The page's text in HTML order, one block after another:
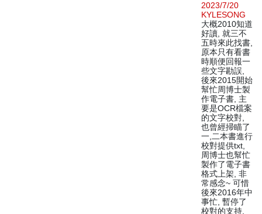
2023/7/20
KYLESONG
大概2010知道
好讀, 就三不
五時來此找書,
原本只有看書
時順便回報一
些文字勘誤,
後來2015開始
幫忙周博士製
作電子書, 主
要是OCR檔案
的文字校對,
也曾經掃瞄了
一,二本書進行
校對提供txt,
周博士也幫忙
製作了電子書
格式上架, 非
常感念~ 可惜
後來2016年中
事忙, 暫停了
校對的支持,